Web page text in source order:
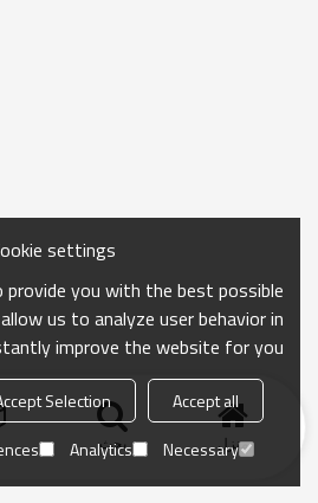
منزل بحث
settings
provide you with the best possible
us to analyze user behavior in
improve the website for you.
Accept all
Selection
Necessary
Analytics